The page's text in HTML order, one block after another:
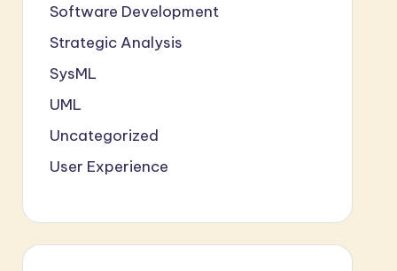
Software Development
Strategic Analysis
SysML
UML
Uncategorized
User Experience